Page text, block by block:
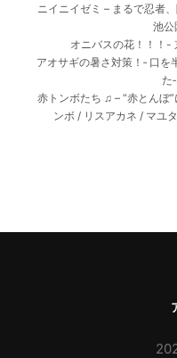
ニイニイゼミ – まるで忍者
池公
オニバスの花！！！-
アオサギの暑さ対策！‐ 口
た‐
赤トンボたち ♫ – “赤とんぼ
ンボ / リスアカネ / マユ